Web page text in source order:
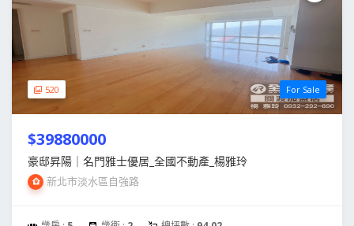
520 For Sale
$39880000
豪邸昇陽｜名門雅士優居_全國不動產_楊雅玲
新北市淡水區自強路